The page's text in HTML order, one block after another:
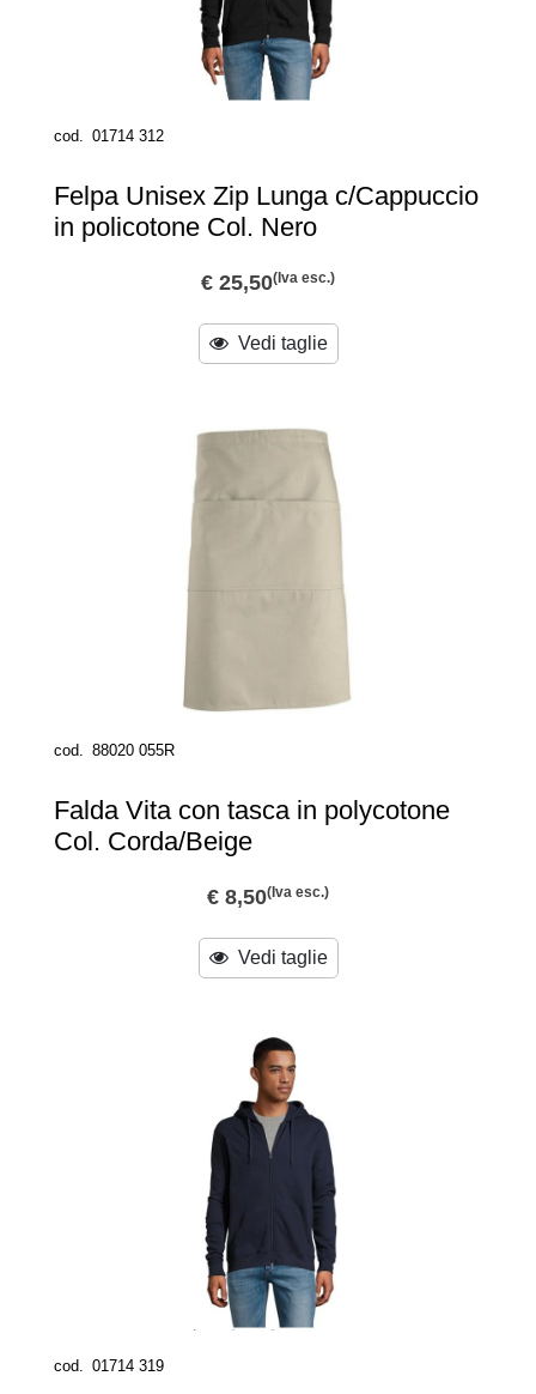
cod. 01714 312
Felpa Unisex Zip Lunga c/Cappuccio
in policotone Col. Nero
€ 25,50(Iva esc.)
Vedi taglie
cod. 88020 055R
Falda Vita con tasca in polycotone
Col. Corda/Beige
€ 8,50(Iva esc.)
Vedi taglie
cod. 01714 319